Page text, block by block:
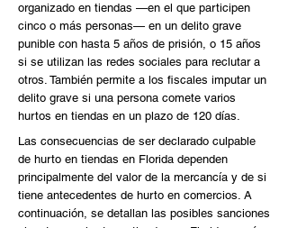
organizado en tiendas —en el que participen
cinco o más personas— en un delito grave
punible con hasta 5 años de prisión, o 15 años
si se utilizan las redes sociales para reclutar a
otros. También permite a los fiscales imputar un
delito grave si una persona comete varios
hurtos en tiendas en un plazo de 120 días.
Las consecuencias de ser declarado culpable
de hurto en tiendas en Florida dependen
principalmente del valor de la mercancía y de si
tiene antecedentes de hurto en comercios. A
continuación, se detallan las posibles sanciones